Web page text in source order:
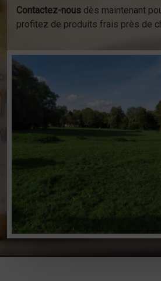
Contactez-nous dès maintenant
profitez de produits frais près de